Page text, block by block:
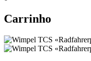
Carrinho